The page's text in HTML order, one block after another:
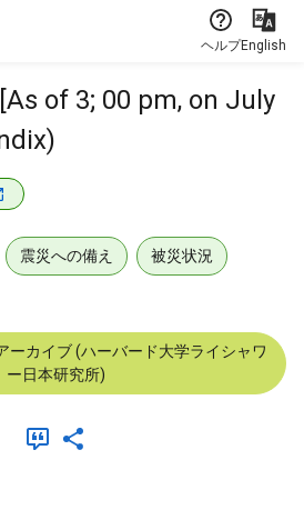
ヘルプEnglish
of 3; 00 pm, on July
震災への備え 被災状況
ーカイブ (ハーバード大学ライシャワ
ー日本研究所)